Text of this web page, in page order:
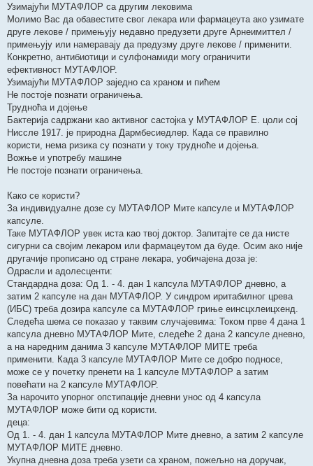
Узимајући МУТАФЛОР са другим лековима
Молимо Вас да обавестите свог лекара или фармацеута ако узимате
друге лекове / примењују недавно предузети друге Арнеимиттел /
примењују или намеравају да предузму друге лекове / применити.
Конкретно, антибиотици и сулфонамиди могу ограничити
ефективност МУТАФЛОР.
Узимајући МУТАФЛОР заједно са храном и пићем
Не постоје познати ограничења.
Трудноћа и дојење
Бактерија садржани као активног састојка у МУТАФЛОР Е. цоли сој
Ниссле 1917. је природна Дармбесиедлер. Када се правилно
користи, нема ризика су познати у току трудноће и дојења.
Вожње и употребу машине
Не постоје познати ограничења.
Како се користи?
За индивидуалне дозе су МУТАФЛОР Мите капсуле и МУТАФЛОР
капсуле.
Таке МУТАФЛОР увек иста као твој доктор. Запитајте се да нисте
сигурни са својим лекаром или фармацеутом да буде. Осим ако није
другачије прописано од стране лекара, уобичајена доза је:
Одрасли и адолесценти:
Стандардна доза: Од 1. - 4. дан 1 капсула МУТАФЛОР дневно, а
затим 2 капсуле на дан МУТАФЛОР. У синдром иритабилног црева
(ИБС) треба дозира капсуле са МУТАФЛОР гриње еинсцхлеицхенд.
Следећа шема се показао у таквим случајевима: Током прве 4 дана 1
капсула дневно МУТАФЛОР Мите, следеће 2 дана 2 капсуле дневно,
а на наредним данима 3 капсуле МУТАФЛОР МИТЕ треба
применити. Када 3 капсуле МУТАФЛОР Мите се добро подносе,
може се у почетку пренети на 1 капсуле МУТАФЛОР а затим
повећати на 2 капсуле МУТАФЛОР.
За нарочито упорног опстипације дневни унос од 4 капсула
МУТАФЛОР може бити од користи.
деца:
Од 1. - 4. дан 1 капсула МУТАФЛОР Мите дневно, а затим 2 капсуле
МУТАФЛОР МИТЕ дневно.
Укупна дневна доза треба узети са храном, пожељно на доручак,